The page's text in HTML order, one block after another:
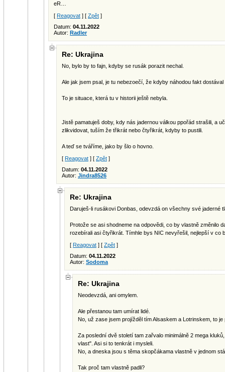
eR…
[ Reagovat ] [ Zpět ]
Datum: 04.11.2022
Autor: Radler
Re: Ukrajina
No, bylo by to fajn, kdyby se rusák porazit nechal.
Ale jak jsem psal, je tu nebezoečí, že kdyby náhodou fakt
To je situace, která tu v historii ještě nebyla.
Jistě pamatuješ doby, kdy nás jadernou válkou ppořád strašili, a
zlikvidovat, tuším že třikrát nebo čtyřikrát, kdyby to pustili.
A teď se tváříme, jako by šlo o hovno.
[ Reagovat ] [ Zpět ]
Datum: 04.11.2022
Autor: Jindra8526
Re: Ukrajina
Daruješ-li rusákovi Donbas, odevzdá on všechny své jaderné
Protože se asi shodneme na odpovědi, co by vlastně změnilo
rozebírali asi čtyřikrát. Tímhle bys NIC nevyřešil, nejlepší v co
[ Reagovat ] [ Zpět ]
Datum: 04.11.2022
Autor: Sodoma
Re: Ukrajina
Neodevzdá, ani omylem.
Ale přestanou tam umírat lidé.
No, už zase jsem projížděl tím Alsaskem a Lotrinskem, to
Za poslední dvě století tam zařvalo minimálně 2 mega
vlast". Asi si to tenkrát i mysleli.
No, a dneska jsou s těma skopčákama vlastně v jednom
Tak proč tam vlastně padli?